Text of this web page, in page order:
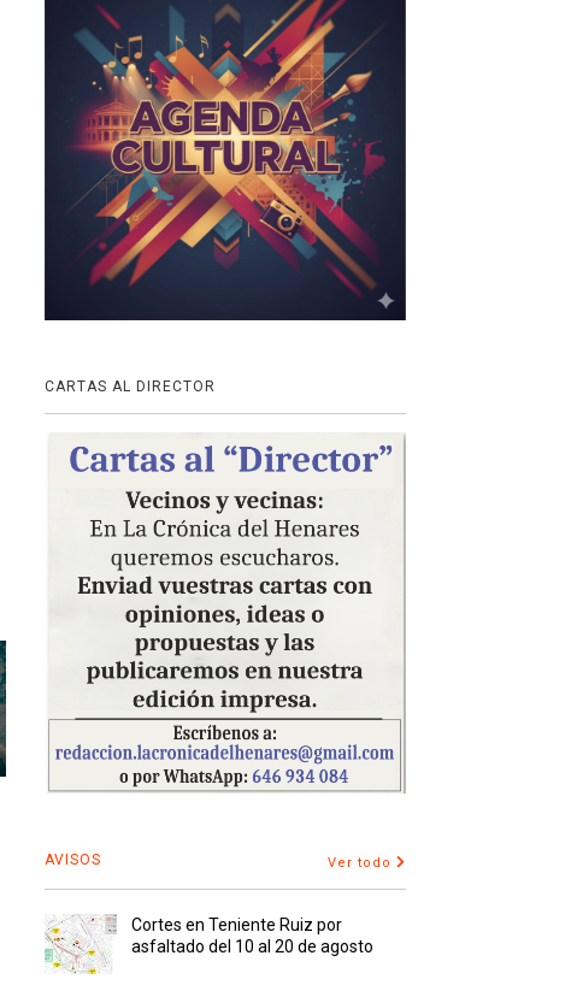
CARTAS AL DIRECTOR
AVISOS Ver todo
Cortes en Teniente Ruiz por
asfaltado del 10 al 20 de agosto